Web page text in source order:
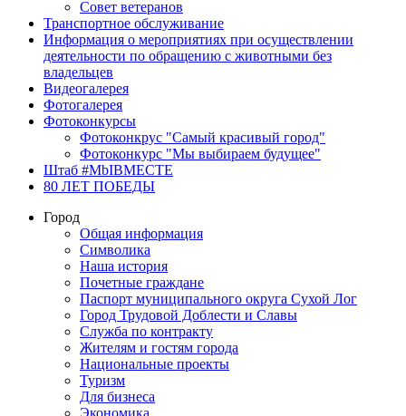
Совет ветеранов
Транспортное обслуживание
Информация о мероприятиях при осуществлении
деятельности по обращению с животными без
владельцев
Видеогалерея
Фотогалерея
Фотоконкурсы
Фотоконкрус "Самый красивый город"
Фотоконкурс "Мы выбираем будущее"
Штаб #MbIBMECTE
80 ЛЕТ ПОБЕДЫ
Город
Общая информация
Символика
Наша история
Почетные граждане
Паспорт муниципального округа Сухой Лог
Город Трудовой Доблести и Славы
Служба по контракту
Жителям и гостям города
Национальные проекты
Туризм
Для бизнеса
Экономика